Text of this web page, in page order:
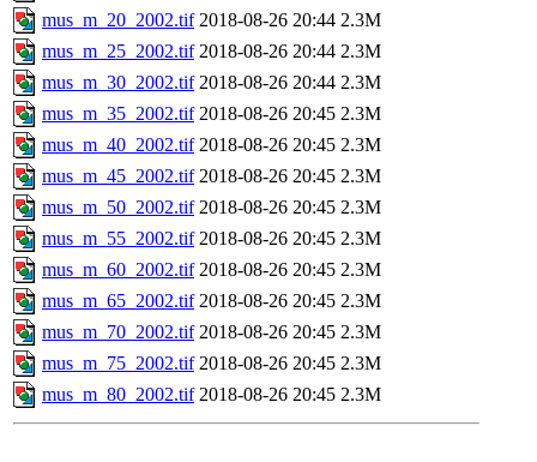
mus_m_20_2002.tif 2018-08-26 20:44 2.3M
mus_m_25_2002.tif 2018-08-26 20:44 2.3M
mus_m_30_2002.tif 2018-08-26 20:44 2.3M
mus_m_35_2002.tif 2018-08-26 20:45 2.3M
mus_m_40_2002.tif 2018-08-26 20:45 2.3M
mus_m_45_2002.tif 2018-08-26 20:45 2.3M
mus_m_50_2002.tif 2018-08-26 20:45 2.3M
mus_m_55_2002.tif 2018-08-26 20:45 2.3M
mus_m_60_2002.tif 2018-08-26 20:45 2.3M
mus_m_65_2002.tif 2018-08-26 20:45 2.3M
mus_m_70_2002.tif 2018-08-26 20:45 2.3M
mus_m_75_2002.tif 2018-08-26 20:45 2.3M
mus_m_80_2002.tif 2018-08-26 20:45 2.3M